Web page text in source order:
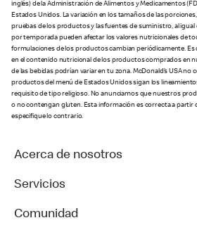
inglés) de la Administración de Alimentos y Medicamentos
Estados Unidos. La variación en los tamaños de las
pruebas de los productos y las fuentes de suministro, al igual
por temporada pueden afectar los valores nutricionales de
formulaciones de los productos cambian periódicamente. Es
en el contenido nutricional de los productos comprados en
de las bebidas podrían variar en tu zona. McDonald’s USA no
productos del menú de Estados Unidos sigan los
requisito de tipo religioso. No anunciamos que nuestros
o no contengan gluten. Esta información es correcta a partir
especifique lo contrario.
Acerca de nosotros
Servicios
Comunidad